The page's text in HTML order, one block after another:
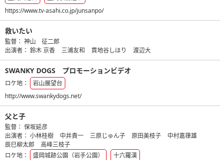
https://www.tv-asahi.co.jp/junsanpo/
救いたい
監督： 神山 征二郎
出演者： 鈴木 京香 三浦友和 貫地谷しほり 渡辺大
SWANKY DOGS プロモーションビデオ
ロケ地：
岩山展望台
http://www.swankydogs.net/
父と子
監督： 保坂延彦
出演者： 小林桂樹 中井貴一 三原じゅん子 原田美枝子
中村嘉葎雄
辰巳柳太郎
高峰三枝子
ロケ地：
盛岡城跡公園（岩手公園） 十六羅漢